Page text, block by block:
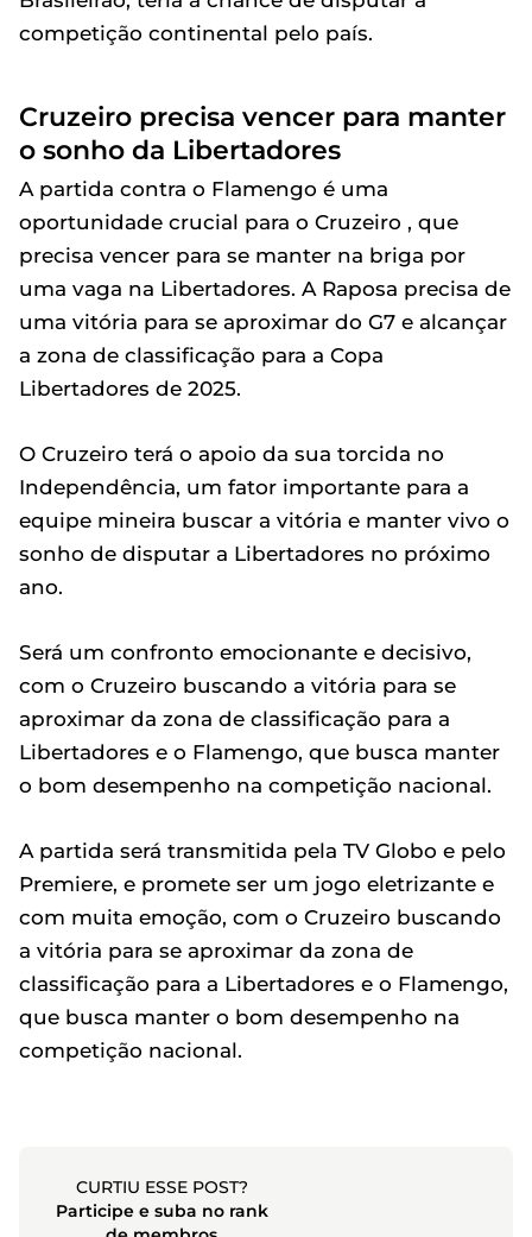
competição continental pelo país.
Cruzeiro precisa vencer para manter
o sonho da Libertadores
A partida contra o Flamengo é uma
oportunidade crucial para o Cruzeiro , que
precisa vencer para se manter na briga por
uma vaga na Libertadores. A Raposa precisa de
uma vitória para se aproximar do G7 e alcançar
a zona de classificação para a Copa
Libertadores de 2025.
O Cruzeiro terá o apoio da sua torcida no
Independência, um fator importante para a
equipe mineira buscar a vitória e manter vivo o
sonho de disputar a Libertadores no próximo
ano.
Será um confronto emocionante e decisivo,
com o Cruzeiro buscando a vitória para se
aproximar da zona de classificação para a
Libertadores e o Flamengo, que busca manter
o bom desempenho na competição nacional.
A partida será transmitida pela TV Globo e pelo
Premiere, e promete ser um jogo eletrizante e
com muita emoção, com o Cruzeiro buscando
a vitória para se aproximar da zona de
classificação para a Libertadores e o Flamengo,
que busca manter o bom desempenho na
competição nacional.
CURTIU ESSE POST?
Participe e suba no rank